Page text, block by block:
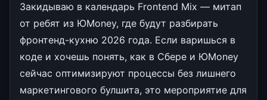
Закидываю в календарь Frontend Mix — митап
от ребят из ЮMoney, где будут разбирать
фронтенд-кухню 2026 года. Если варишься в
коде и хочешь понять, как в Сбере и ЮMoney
сейчас оптимизируют процессы без лишнего
маркетингового булшита, это мероприятие для